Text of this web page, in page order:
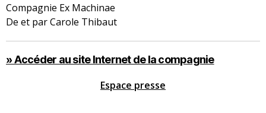
Compagnie Ex Machinae
De et par Carole Thibaut
» Accéder au site Internet de la compagnie
Espace presse